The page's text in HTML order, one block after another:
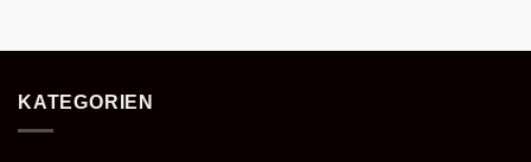
KATEGORIEN